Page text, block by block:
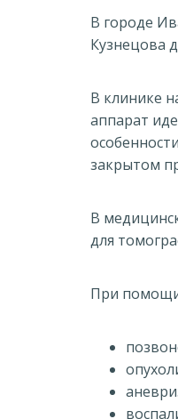
В городе
Кузнецова
В клинике
аппарат
закрытом
В
для
При